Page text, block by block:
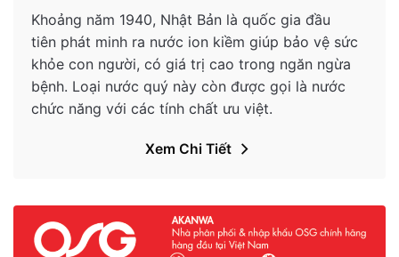
Khoảng năm 1940, Nhật Bản là quốc gia đầu
tiên phát minh ra nước ion kiềm giúp bảo vệ sức
khỏe con người, có giá trị cao trong ngăn ngừa
bệnh. Loại nước quý này còn được gọi là nước
chức năng với các tính chất ưu việt.
Xem Chi Tiết